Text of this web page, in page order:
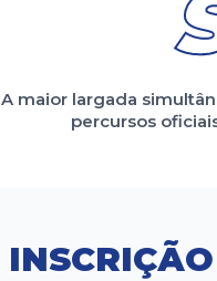
A maior largada
percursos